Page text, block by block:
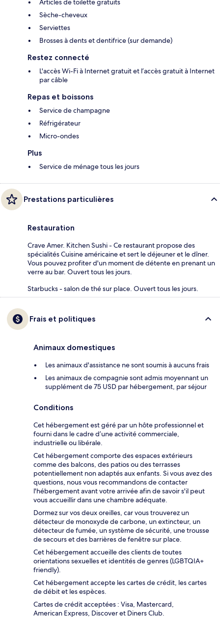
Articles de toilette gratuits
Sèche-cheveux
Serviettes
Brosses à dents et dentifrice (sur demande)
Restez connecté
L'accès Wi-Fi à Internet gratuit et l’accès gratuit à Internet
par câble
Repas et boissons
Service de champagne
Réfrigérateur
Micro-ondes
Plus
Service de ménage tous les jours
Prestations particulières
Restauration
Crave Amer. Kitchen Sushi - Ce restaurant propose des
spécialités Cuisine américaine et sert le déjeuner et le dîner.
Vous pouvez profiter d'un moment de détente en prenant un
verre au bar. Ouvert tous les jours.
Starbucks - salon de thé sur place. Ouvert tous les jours.
Frais et politiques
Animaux domestiques
Les animaux d'assistance ne sont soumis à aucuns frais
Les animaux de compagnie sont admis moyennant un
supplément de 75 USD par hébergement, par séjour
Conditions
Cet hébergement est géré par un hôte professionnel et
fourni dans le cadre d’une activité commerciale,
industrielle ou libérale.
Cet hébergement comporte des espaces extérieurs
comme des balcons, des patios ou des terrasses
potentiellement non adaptés aux enfants. Si vous avez des
questions, nous vous recommandons de contacter
l'hébergement avant votre arrivée afin de savoir s'il peut
vous accueillir dans une chambre adéquate.
Dormez sur vos deux oreilles, car vous trouverez un
détecteur de monoxyde de carbone, un extincteur, un
détecteur de fumée, un système de sécurité, une trousse
de secours et des barrières de fenêtre sur place.
Cet hébergement accueille des clients de toutes
orientations sexuelles et identités de genres (LGBTQIA+
friendly).
Cet hébergement accepte les cartes de crédit, les cartes
de débit et les espèces.
Cartes de crédit acceptées : Visa, Mastercard,
American Express, Discover et Diners Club.